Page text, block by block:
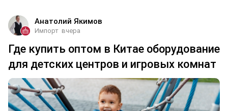
Анатолий Якимов
Импорт вчера
Где купить оптом в Китае оборудование
для детских центров и игровых комнат